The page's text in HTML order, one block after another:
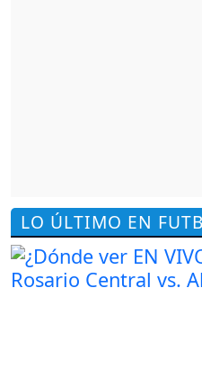
LO ÚLTIMO EN